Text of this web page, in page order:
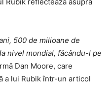
500 de milioane de
nivel mondial, făcându-l pe
Dan Moore, care
a lui Rubik într-un articol